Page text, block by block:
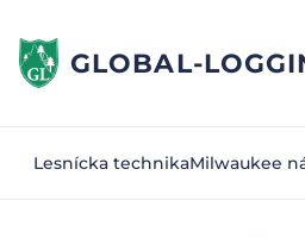
GLOBAL-
Lesnícka technikaMilwaukee